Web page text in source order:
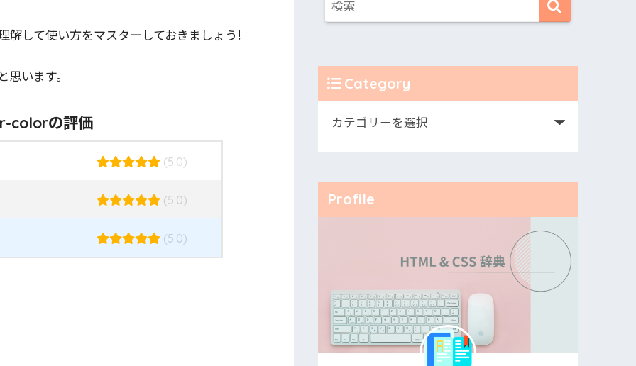
解して使い方をマスターしておきましょう!
います。
colorの評価
(5.0)
(5.0)
(5.0)
Category
Profile